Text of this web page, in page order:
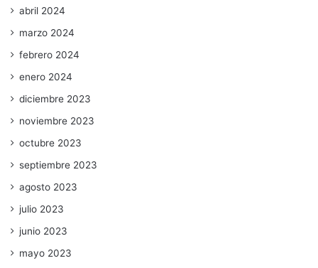
abril 2024
marzo 2024
febrero 2024
enero 2024
diciembre 2023
noviembre 2023
octubre 2023
septiembre 2023
agosto 2023
julio 2023
junio 2023
mayo 2023